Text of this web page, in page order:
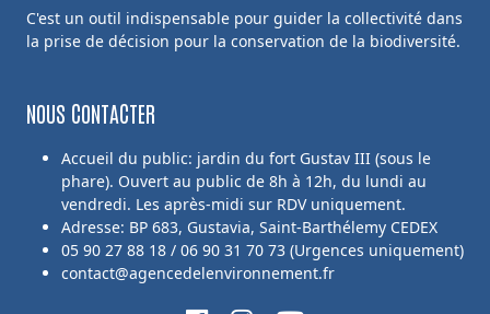
C'est un outil indispensable pour guider la collectivité dans
la prise de décision pour la conservation de la biodiversité.
NOUS CONTACTER
Accueil du public: jardin du fort Gustav III (sous le
phare). Ouvert au public de 8h à 12h, du lundi au
vendredi. Les après-midi sur RDV uniquement.
Adresse: BP 683, Gustavia, Saint-Barthélemy CEDEX
05 90 27 88 18 / 06 90 31 70 73 (Urgences uniquement)
contact@agencedelenvironnement.fr